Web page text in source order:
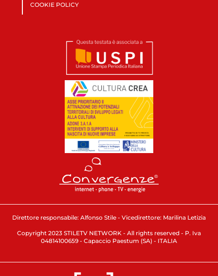
COOKIE POLICY
Direttore responsabile: Alfonso Stile - Vicedirettore: Marilina Letizia
Copyright 2023 STILETV NETWORK - All rights reserved - P. Iva
04814100659 - Capaccio Paestum (SA) - ITALIA